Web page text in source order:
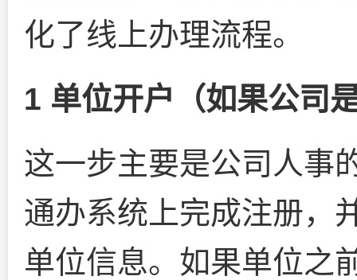
化了线上办理流程。
1 单位开户（如果公司
这一步主要是公司人事
通办系统上完成注册，
单位信息。如果单位之